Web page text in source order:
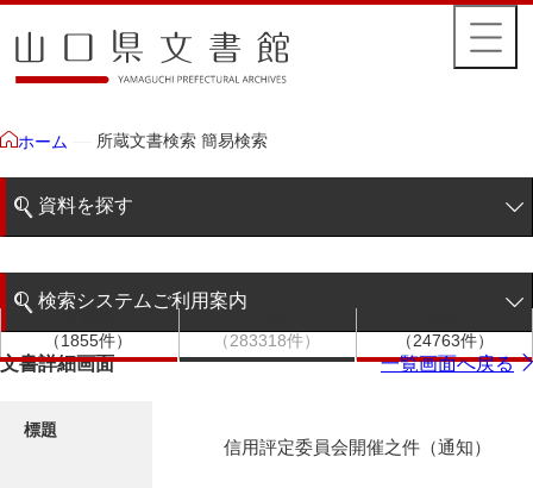
ホーム 所蔵文書検索 簡易検索
資料を探す
階層検索
検索システムご利用案内
検索システムの利用について
（1855件）
（283318件）
（24763件）
文書詳細画面 一覧画面へ戻る
標題
信用評定委員会開催之件（通知）